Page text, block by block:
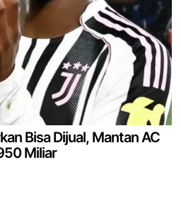
Bisa Dijual, Mantan AC
Miliar